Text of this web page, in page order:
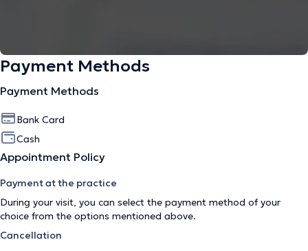
Payment Methods
Payment Methods
Bank Card
Cash
Appointment Policy
Payment at the practice
During your visit, you can select the payment method of your
choice from the options mentioned above.
Cancellation